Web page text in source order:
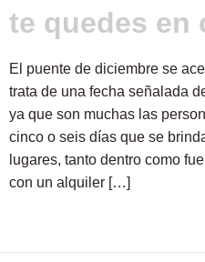
te quedes en
El puente de diciembre se
trata de una fecha señalada
ya que son muchas las
cinco o seis días que se
lugares, tanto dentro como
con un alquiler […]